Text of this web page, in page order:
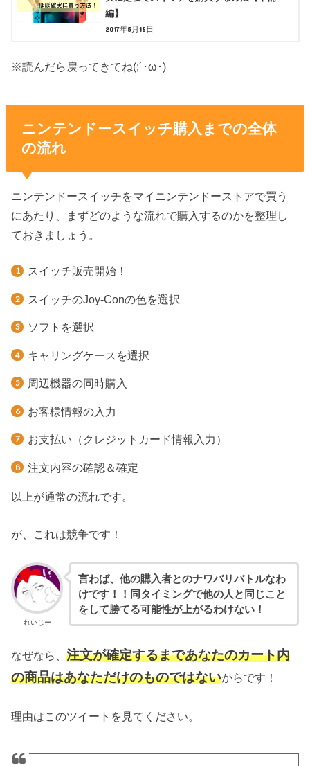
編】
2017年5月18日
※読んだら戻ってきてね(;´･ω･)
ニンテンドースイッチ購入までの全体
の流れ
ニンテンドースイッチをマイニンテンドーストアで買う
にあたり、まずどのような流れで購入するのかを整理し
ておきましょう。
スイッチ販売開始！
スイッチのJoy-Conの色を選択
ソフトを選択
キャリングケースを選択
周辺機器の同時購入
お客様情報の入力
お支払い（クレジットカード情報入力）
注文内容の確認＆確定
以上が通常の流れです。
が、これは競争です！
れいじー
言わば、他の購入者とのナワバリバトルなわ
けです！！同タイミングで他の人と同じこと
をして勝てる可能性が上がるわけない！
なぜなら、注文が確定するまであなたのカート内
の商品はあなただけのものではないからです！
理由はこのツイートを見てください。